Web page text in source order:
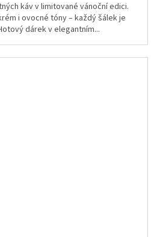
káv v limitované vánoční edici.
i ovocné tóny – každý šálek je
dárek v elegantním...